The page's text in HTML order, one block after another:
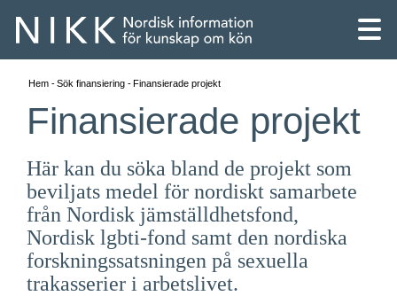
Hem Sök finansiering Finansierade projekt
Finansierade projekt
Här kan du söka bland de projekt som
beviljats medel för nordiskt samarbete
från Nordisk jämställdhetsfond,
Nordisk lgbti-fond samt den nordiska
forskningssatsningen på sexuella
trakasserier i arbetslivet.